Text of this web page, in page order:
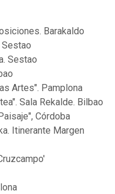
Barakaldo
Sestao
Sestao
Artes". Pamplona
Sala Rekalde. Bilbao
Córdoba
Itinerante Margen